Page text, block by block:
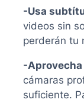
-Usa
videos sin
perderán tu
-Aprovecha
cámaras
suficiente.